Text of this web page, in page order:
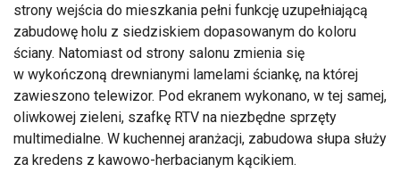
strony wejścia do mieszkania pełni funkcję uzupełniającą
zabudowę holu z siedziskiem dopasowanym do koloru
ściany. Natomiast od strony salonu zmienia się
w wykończoną drewnianymi lamelami ściankę, na której
zawieszono telewizor. Pod ekranem wykonano, w tej samej,
oliwkowej zieleni, szafkę RTV na niezbędne sprzęty
multimedialne. W kuchennej aranżacji, zabudowa słupa służy
za kredens z kawowo-herbacianym kącikiem.